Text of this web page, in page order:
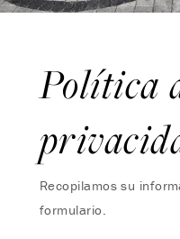
Política
Recopilamos su
formulario.